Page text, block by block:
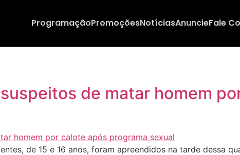
ProgramaçãoPromoçõesNotíciasAnuncieFale
de matar homem
de 15 e 16 anos, foram apreendidos na tarde dessa